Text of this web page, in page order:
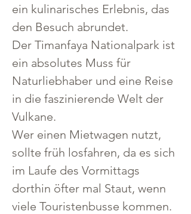
ein kulinarisches Erlebnis, das
den Besuch abrundet.
Der Timanfaya Nationalpark ist
ein absolutes Muss für
Naturliebhaber und eine Reise
in die faszinierende Welt der
Vulkane.
Wer einen Mietwagen nutzt,
sollte früh losfahren, da es sich
im Laufe des Vormittags
dorthin öfter mal Staut, wenn
viele Touristenbusse kommen.